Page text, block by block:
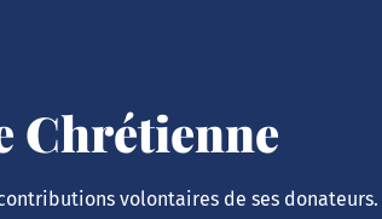
Chrétienne
volontaires de ses donateurs.